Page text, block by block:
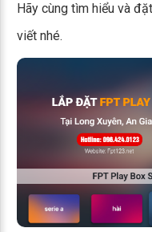
Hãy cùng tìm hiểu và
viết nhé.